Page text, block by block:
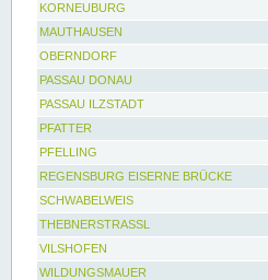
KORNEUBURG
MAUTHAUSEN
OBERNDORF
PASSAU DONAU
PASSAU ILZSTADT
PFATTER
PFELLING
REGENSBURG EISERNE BRÜCKE
SCHWABELWEIS
THEBNERSTRASSL
VILSHOFEN
WILDUNGSMAUER